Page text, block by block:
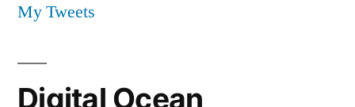
My Tweets
Digital Ocean